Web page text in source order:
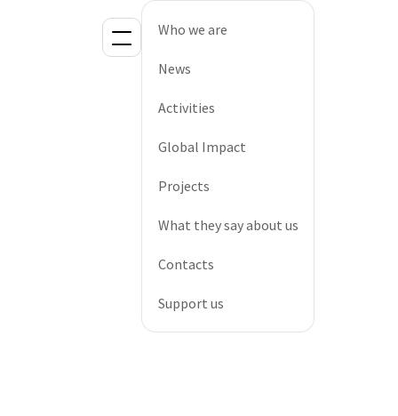
Who we are
News
Activities
Global Impact
Projects
What they say about us
Contacts
Support us